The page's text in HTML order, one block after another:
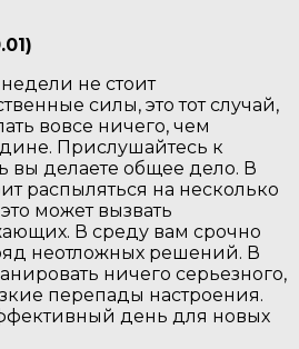
не стоит
силы, это тот случай,
вовсе ничего, чем
Прислушайтесь к
вы делаете общее дело. В
распыляться на несколько
может вызвать
В среду вам срочно
неотложных решений. В
ничего серьезного,
перепады настроения.
день для новых